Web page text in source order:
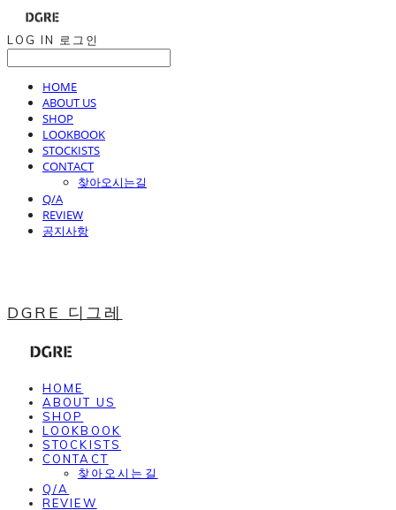
LOG IN 로그인
HOME
ABOUT US
SHOP
LOOKBOOK
STOCKISTS
CONTACT
찾아오시는길
Q/A
REVIEW
공지사항
DGRE 디그레
HOME
ABOUT US
SHOP
LOOKBOOK
STOCKISTS
CONTACT
찾아오시는길
Q/A
REVIEW